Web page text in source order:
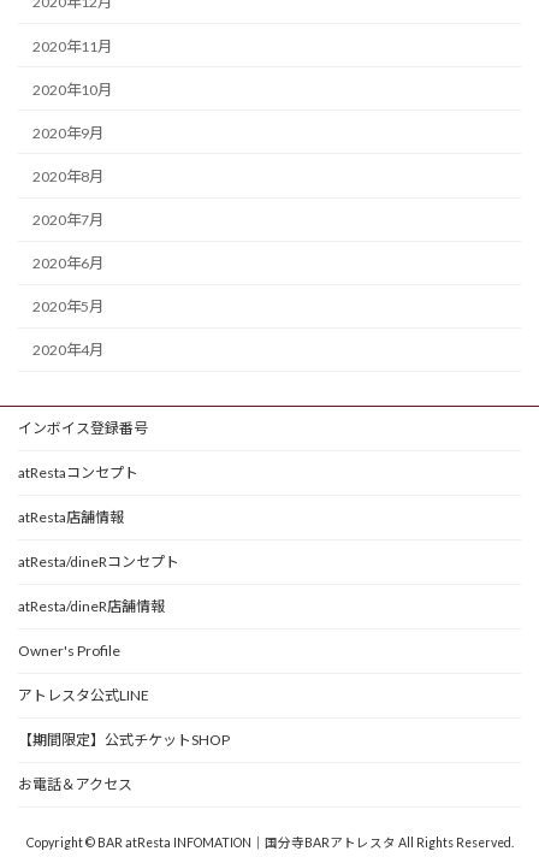
2020年11月
2020年10月
2020年9月
2020年8月
2020年7月
2020年6月
2020年5月
2020年4月
インボイス登録番号
atRestaコンセプト
atResta店舗情報
atResta/dineRコンセプト
atResta/dineR店舗情報
Owner's Profile
アトレスタ公式LINE
【期間限定】公式チケットSHOP
お電話＆アクセス
Copyright © BAR atResta INFOMATION｜国分寺BARアトレスタ All Rights Reserved.